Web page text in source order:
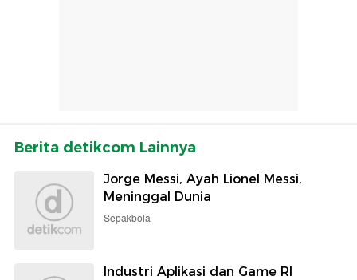
Berita detikcom Lainnya
Jorge Messi, Ayah Lionel Messi,
Meninggal Dunia
Sepakbola
Industri Aplikasi dan Game RI